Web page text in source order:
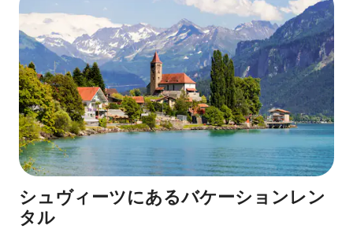
シュヴィーツにあるバケーションレン
タル